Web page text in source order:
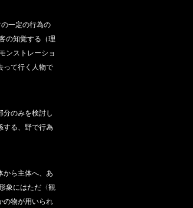
一定の行為の
の知覚する（理
ンストレーショ
って行く人物で
分のみを検討し
する、野で行為
から主体へ、あ
象にはただ〈観
の物が用いられ